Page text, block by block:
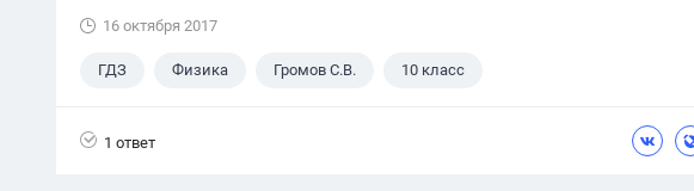
16 октября 2017
ГДЗ Физика Громов С.В. 10 класс
1 ответ